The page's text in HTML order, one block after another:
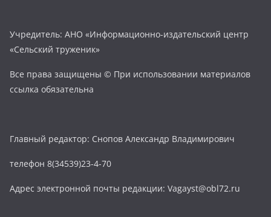
Учредитель: АНО «Информационно-издательский центр
«Сельский труженик»
Все права защищены © При использовании материалов
ссылка обязательна
Главный редактор: Снопов Александр Владимирович
телефон 8(34539)23-4-70
Адрес электронной почты редакции: Vagayst@obl72.ru